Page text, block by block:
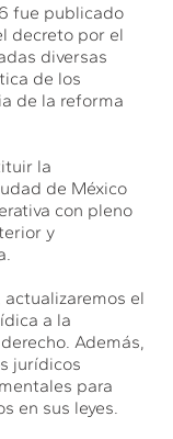
fue publicado
decreto por el
diversas
de los
de la reforma
la
de México
con pleno
y
el
a la
Además,
jurídicos
para
en sus leyes.